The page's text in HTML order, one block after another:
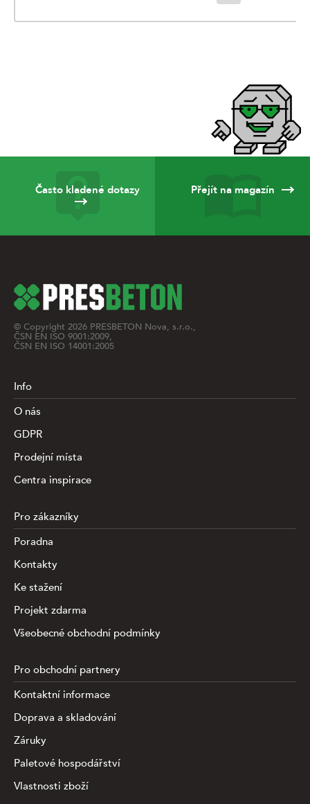
Často kladené dotazy Přejít na magazín
© Copyright 2026 PRESBETON Nova, s.r.o.,
ČSN EN ISO 9001:2009,
ČSN EN ISO 14001:2005
Info
O nás
GDPR
Prodejní místa
Centra inspirace
Pro zákazníky
Poradna
Kontakty
Ke stažení
Projekt zdarma
Všeobecné obchodní podmínky
Pro obchodní partnery
Kontaktní informace
Doprava a skladování
Záruky
Paletové hospodářství
Vlastnosti zboží